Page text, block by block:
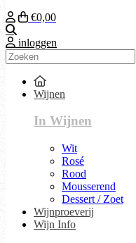
€0,00
inloggen
Wijnen
In Wijnen
Wit
Rosé
Rood
Mousserend
Dessert / Zoet
Wijnproeverij
Wijn Info